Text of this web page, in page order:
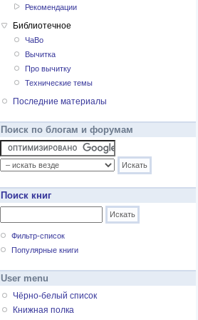
Рекомендации
Библиотечное
ЧаВо
Вычитка
Про вычитку
Технические темы
Последние материалы
Поиск по блогам и форумам
Поиск книг
Фильтр-список
Популярные книги
User menu
Чёрно-белый список
Книжная полка